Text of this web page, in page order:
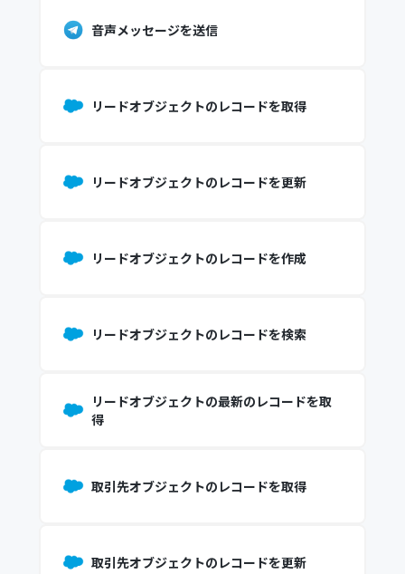
音声メッセージを送信
リードオブジェクトのレコードを取得
リードオブジェクトのレコードを更新
リードオブジェクトのレコードを作成
リードオブジェクトのレコードを検索
リードオブジェクトの最新のレコードを取
得
取引先オブジェクトのレコードを取得
取引先オブジェクトのレコードを更新